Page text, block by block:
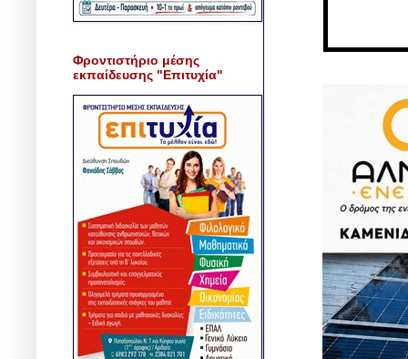
Φροντιστήριο μέσης
εκπαίδευσης "Επιτυχία"